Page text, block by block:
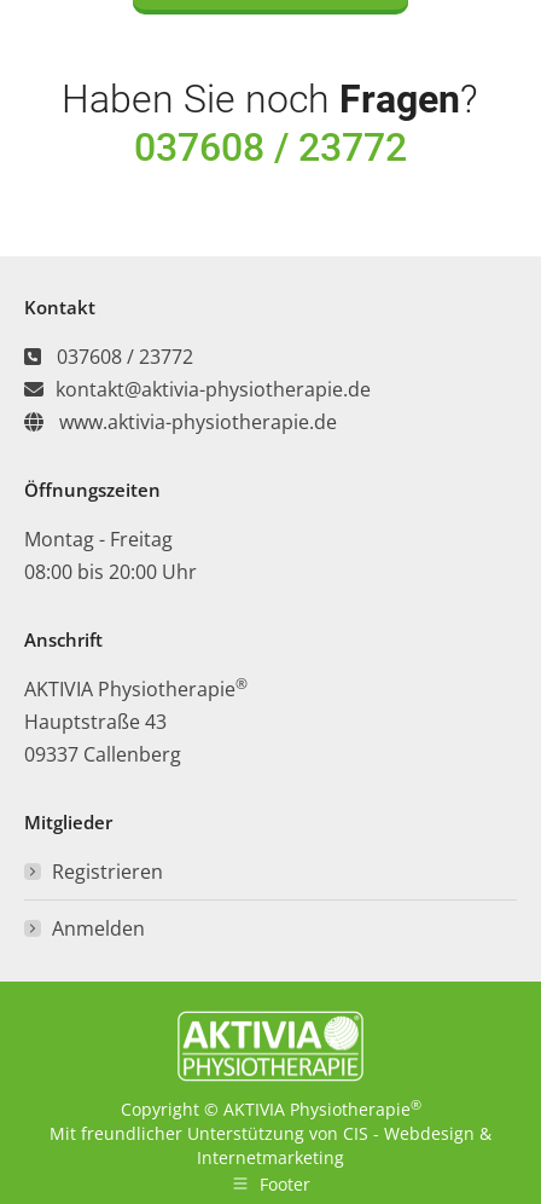
Haben Sie noch Fragen?
037608 / 23772
Kontakt
037608 / 23772
kontakt@aktivia-physiotherapie.de
www.aktivia-physiotherapie.de
Öffnungszeiten
Montag - Freitag
08:00 bis 20:00 Uhr
Anschrift
AKTIVIA Physiotherapie®
Hauptstraße 43
09337 Callenberg
Mitglieder
Registrieren
Anmelden
Copyright © AKTIVIA Physiotherapie®
Mit freundlicher Unterstützung von CIS - Webdesign &
Internetmarketing
Footer